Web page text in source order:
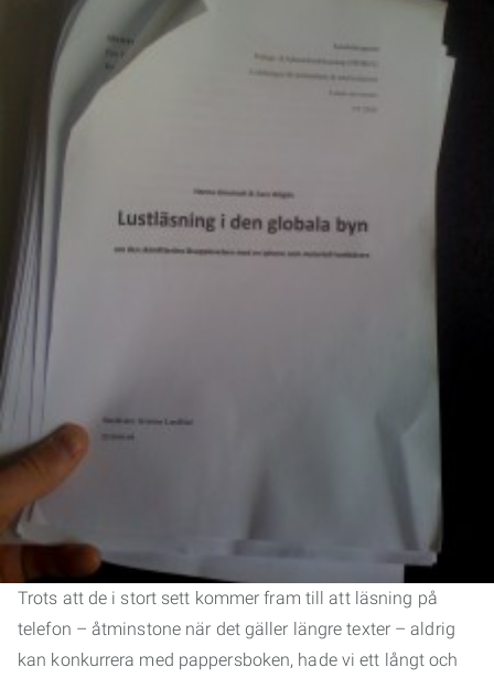
Trots att de i stort sett kommer fram till att läsning på
telefon – åtminstone när det gäller längre texter – aldrig
kan konkurrera med pappersboken, hade vi ett långt och